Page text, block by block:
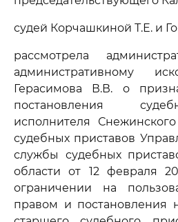
судей Корчашкиной Т.Е. и
рассмотрела
административному
Герасимова В.В. о
постановления
исполнителя
судебных приставов
службы судебных
области от 12 февраля
ограничении на
правом и постановления